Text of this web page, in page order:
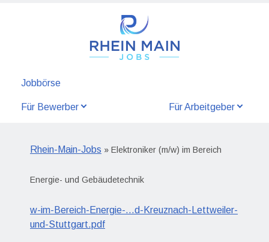
Jobbörse
Für Bewerber Für Arbeitgeber
Rhein-Main-Jobs » Elektroniker (m/w) im Bereich
Energie- und Gebäudetechnik
w-im-Bereich-Energie-...d-Kreuznach-Lettweiler-
und-Stuttgart.pdf